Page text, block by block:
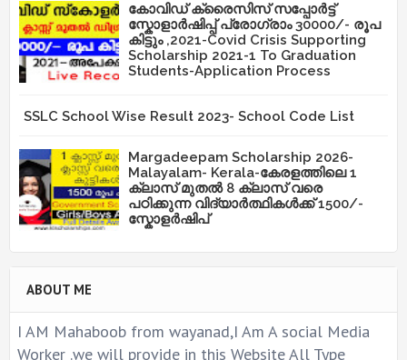
കോവിഡ് ക്രൈസിസ് സപ്പോർട്ട്
സ്കോളാർഷിപ്പ് പ്രോഗ്രാം 30000/- രൂപ
കിട്ടും ,2021-Covid Crisis Supporting
Scholarship 2021-1 To Graduation
Students-Application Process
SSLC School Wise Result 2023- School Code List
Margadeepam Scholarship 2026-
Malayalam- Kerala-കേരളത്തിലെ 1
ക്ലാസ് മുതൽ 8 ക്ലാസ് വരെ
പഠിക്കുന്ന വിദ്യാർത്ഥികൾക്ക് 1500/-
സ്കോളർഷിപ്
ABOUT ME
I AM Mahaboob from wayanad,I Am A social Media
Worker .we will provide in this Website All Type